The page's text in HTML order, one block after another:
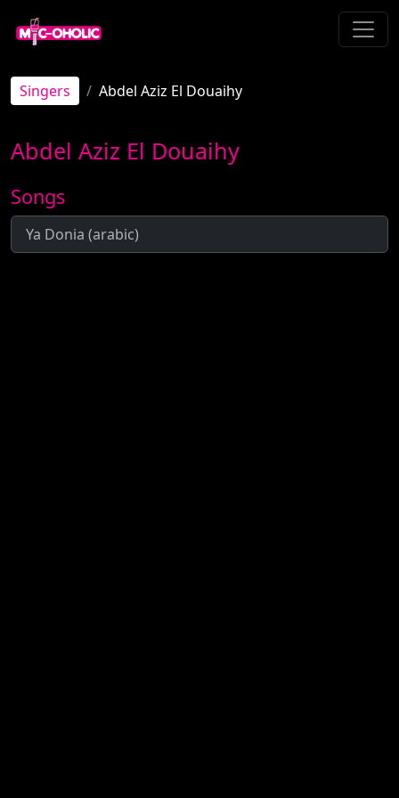
Singers Abdel Aziz El Douaihy
Abdel Aziz El Douaihy
Songs
Ya Donia (arabic)